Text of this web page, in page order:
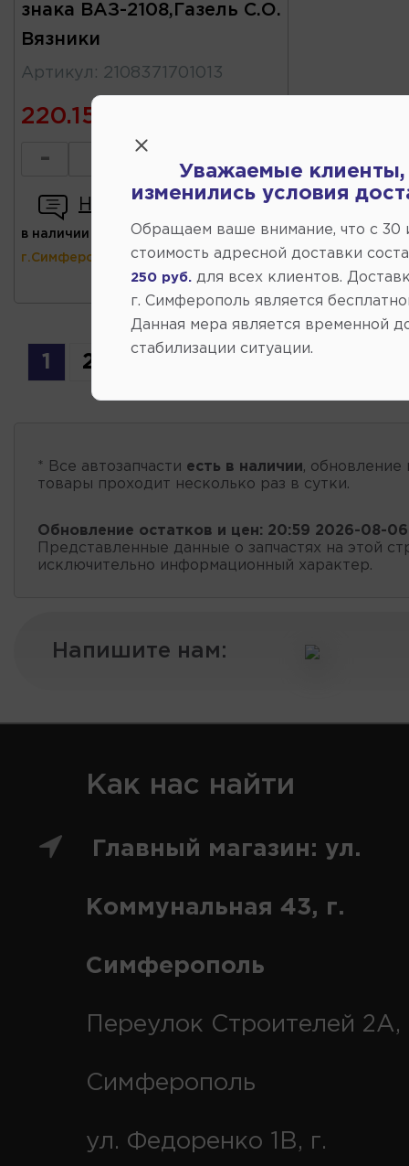
знака ВАЗ-2108,Газель С.О.
Вязники
Артикул : 2108371701013
220.15
-
Написать отзыв
в наличии (ул.Коммунальная 43,
г.Симферополь)
1 2
* Все автозапчасти есть в наличии, обновление
товары проходит несколько раз в сутки.
Обновление остатков и цен: 20:59 2026-08-06
Представленные данные о запчастях на этой
исключительно информационный характер.
Напишите нам:
Как нас найти
Главный магазин: ул.
Коммунальная 43, г.
Симферополь
Переулок Строителей 2А,
Симферополь
ул. Федоренко 1В, г.
Уважаемые клиенты,
изменились условия
Обращаем ваше внимание, что c 30
стоимость адресной доставки
250 руб.
для всех клиентов.
г. Симферополь является
Данная мера является временной
стабилизации ситуации.